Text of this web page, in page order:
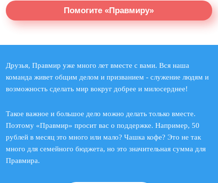
Помогите «Правмиру»
Друзья, Правмир уже много лет вместе с вами. Вся наша
команда живет общим делом и призванием - служение людям и
возможность сделать мир вокруг добрее и милосерднее!
Такое важное и большое дело можно делать только вместе.
Поэтому «Правмир» просит вас о поддержке. Например, 50
рублей в месяц это много или мало? Чашка кофе? Это не так
много для семейного бюджета, но это значительная сумма для
Правмира.